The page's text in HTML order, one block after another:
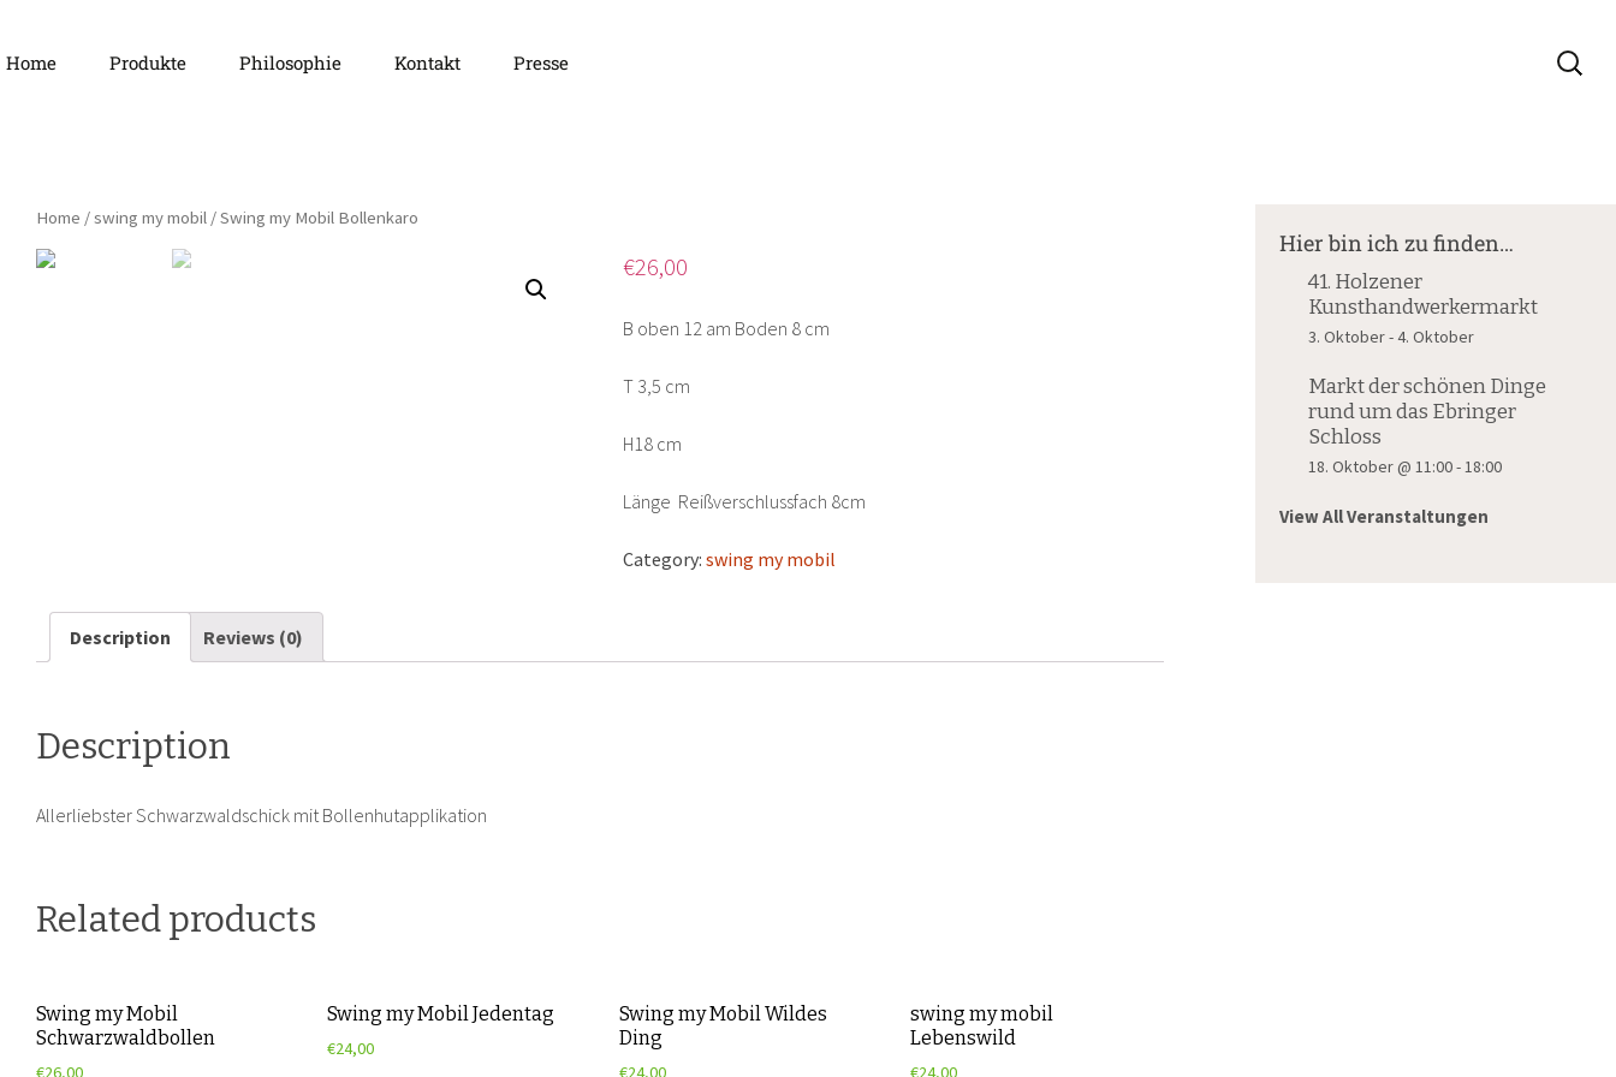
Springe
zum
Home Produkte Philosophie Kontakt Presse
nach:
Home /swing my mobil / Swing my Mobil Bollenkaro
€26,00
B oben 12 am Boden 8 cm
T 3,5 cm
H18 cm
Länge Reißverschlussfach 8cm
Category: swing my mobil
Description Reviews (0)
Description
Allerliebster Schwarzwaldschick mit Bollenhutapplikation
Related products
Swing my Mobil
Schwarzwaldbollen
€26,00
Swing my Mobil Jedentag
€24,00
Swing my Mobil Wildes
Ding
€24,00
swing my mobil
Lebenswild
€24,00
Hier bin ich zu finden…
41. Holzener
Kunsthandwerkermarkt
3. Oktober-4. Oktober
Markt der schönen Dinge
rund um das Ebringer
Schloss
18. Oktober @ 11:00-18:00
View All Veranstaltungen